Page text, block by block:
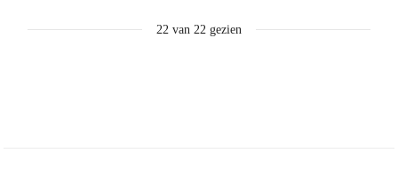
22 van 22 gezien